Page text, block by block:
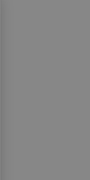
Gang und
vorteilhaft
geht, einen
und
Entwicklung
genießen können.